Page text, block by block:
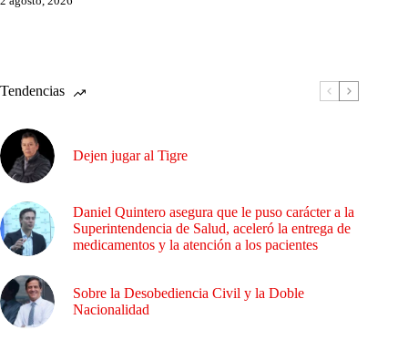
Tendencias
Dejen jugar al Tigre
Daniel Quintero asegura que le puso carácter a la
Superintendencia de Salud, aceleró la entrega de
medicamentos y la atención a los pacientes
Sobre la Desobediencia Civil y la Doble
Nacionalidad